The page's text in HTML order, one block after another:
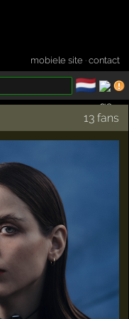
mobiele site ·contact
🇳🇱
13 fans